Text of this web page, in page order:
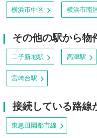
横浜市中区 横浜市南
その他の駅から物
二子新地駅 高津駅
宮崎台駅
接続している路線
東急田園都市線